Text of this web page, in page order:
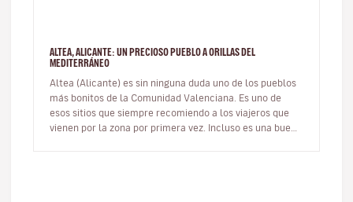
ALTEA, ALICANTE: UN PRECIOSO PUEBLO A ORILLAS DEL
MEDITERRÁNEO
Altea (Alicante) es sin ninguna duda uno de los pueblos
más bonitos de la Comunidad Valenciana. Es uno de
esos sitios que siempre recomiendo a los viajeros que
vienen por la zona por primera vez. Incluso es una buena